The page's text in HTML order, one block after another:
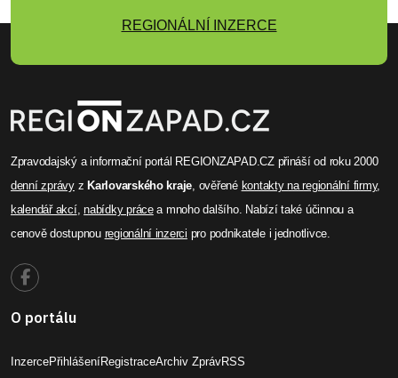
REGIONÁLNÍ INZERCE
Zpravodajský a informační portál REGIONZAPAD.CZ přináší od roku 2000
denní zprávyzKarlovarského kraje , ověřené kontakty na regionální firmy,
kalendář akcí,nabídky prácea mnoho dalšího. Nabízí také účinnou a
cenově dostupnou regionální inzerci pro podnikatele i jednotlivce.
O portálu
InzercePřihlášeníRegistraceArchiv ZprávRSS